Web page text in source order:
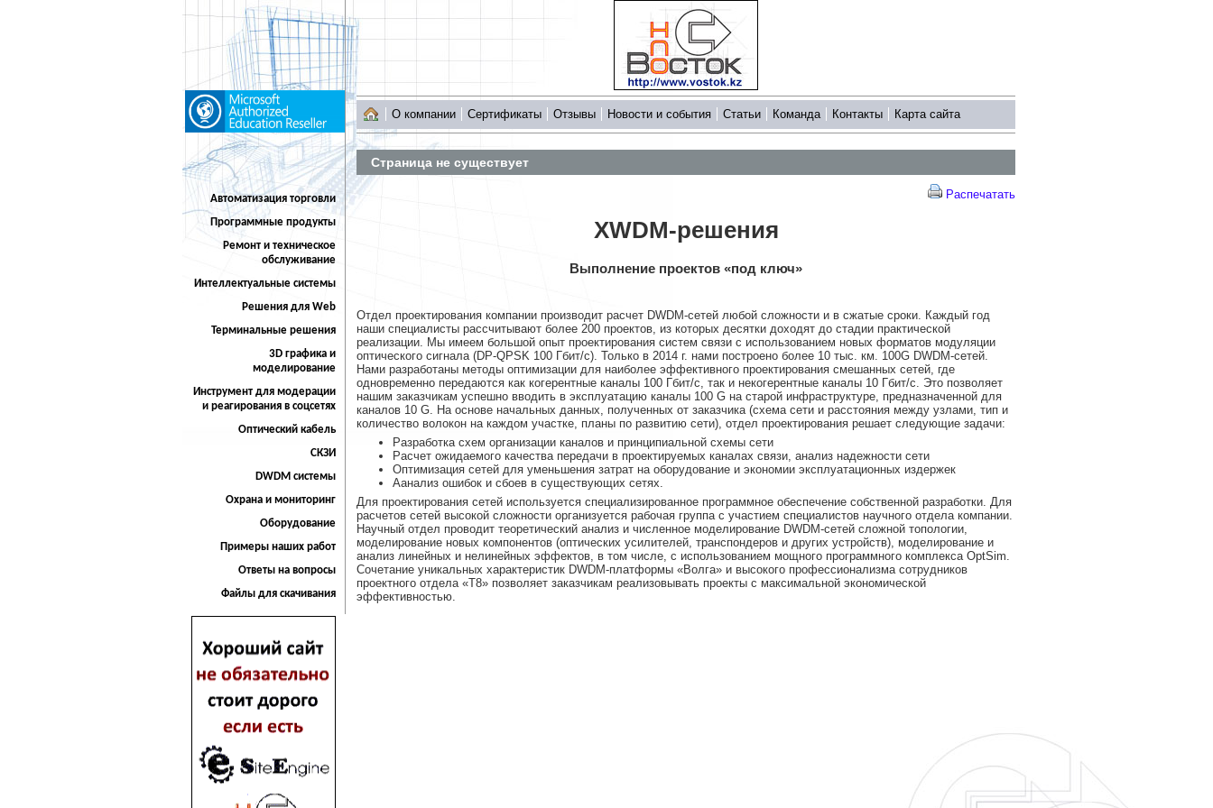
Автоматизация торговли
Программные продукты
Ремонт и техническое
обслуживание
Интеллектуальные системы
Решения для Web
Терминальные решения
3D графика и
моделирование
Инструмент для модерации
и реагирования в соцсетях
Оптический кабель
СКЗИ
DWDM системы
Охрана и мониторинг
Оборудование
Примеры наших работ
Ответы на вопросы
Файлы для скачивания
О компании Сертификаты Отзывы Новости и события Статьи Команда Контакты Карта сайта
Страница не существует
Распечатать
XWDM-решения
Выполнение проектов «под ключ»
Отдел проектирования компании производит расчет DWDM-сетей любой сложности и в сжатые сроки. Каждый год
наши специалисты рассчитывают более 200 проектов, из которых десятки доходят до стадии практической
реализации. Мы имеем большой опыт проектирования систем связи с использованием новых форматов модуляции
оптического сигнала (DP-QPSK 100 Гбит/с). Только в 2014 г. нами построено более 10 тыс. км. 100G DWDM-сетей.
Нами разработаны методы оптимизации для наиболее эффективного проектирования смешанных сетей, где
одновременно передаются как когерентные каналы 100 Гбит/с, так и некогерентные каналы 10 Гбит/с. Это позволяет
нашим заказчикам успешно вводить в эксплуатацию каналы 100 G на старой инфраструктуре, предназначенной для
каналов 10 G. На основе начальных данных, полученных от заказчика (схема сети и расстояния между узлами, тип и
количество волокон на каждом участке, планы по развитию сети), отдел проектирования решает следующие задачи:
Разработка схем организации каналов и принципиальной схемы сети
Расчет ожидаемого качества передачи в проектируемых каналах связи, анализ надежности сети
Оптимизация сетей для уменьшения затрат на оборудование и экономии эксплуатационных издержек
Аанализ ошибок и сбоев в существующих сетях.
Для проектирования сетей используется специализированное программное обеспечение собственной разработки. Для
расчетов сетей высокой сложности организуется рабочая группа с участием специалистов научного отдела компании.
Научный отдел проводит теоретический анализ и численное моделирование DWDM-сетей сложной топологии,
моделирование новых компонентов (оптических усилителей, транспондеров и других устройств), моделирование и
анализ линейных и нелинейных эффектов, в том числе, с использованием мощного программного комплекса OptSim.
Сочетание уникальных характеристик DWDM-платформы «Волга» и высокого профессионализма сотрудников
проектного отдела «Т8» позволяет заказчикам реализовывать проекты с максимальной экономической
эффективностью.